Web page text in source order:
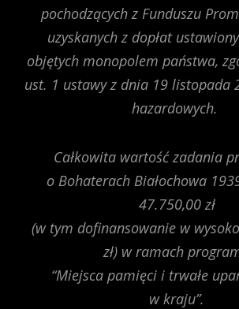
pochodzących z Funduszu
uzyskanych z dopłat
objętych monopolem państwa,
ust. 1 ustawy z dnia 19 listopada
hazardowych.
Całkowita wartość zadania
o Bohaterach Białochowa
47.750,00 zł
(w tym dofinansowanie w
zł) w ramach
“Miejsca pamięci i trwałe
w kraju”.